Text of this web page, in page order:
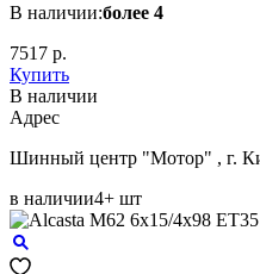
В наличии:более 4
7517 р.
Купить
В наличии
Aдрес
Шинный центр "Мотор" , г.
в наличии4+ шт